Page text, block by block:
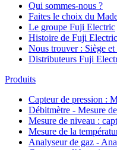
Qui sommes-nous ?
Faites le choix du
Le groupe Fuji Electric
Histoire de Fuji
Nous trouver : Siège
Distributeurs Fuji
Produits
Capteur de pression :
Débitmètre - Mesure
Mesure de niveau :
Mesure de la
Analyseur de gaz -